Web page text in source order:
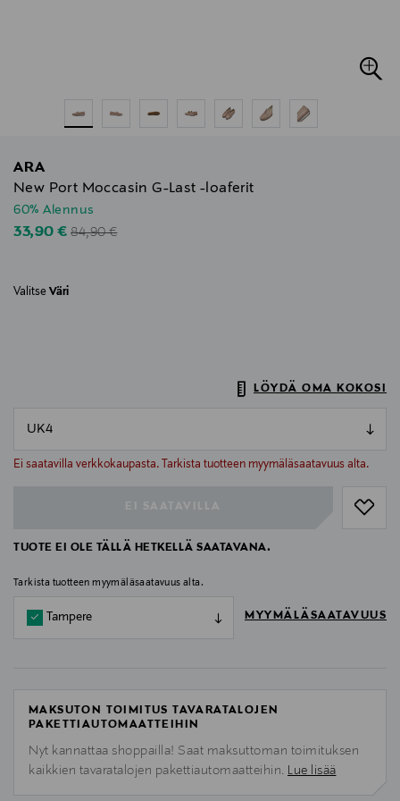
ARA
New Port Moccasin G-Last -loaferit
60% Alennus
Discounted Price
33,90 €Original Price
84,90 €
Valitse Väri
LÖYDÄ OMA KOKOSI
Ei saatavilla verkkokaupasta. Tarkista tuotteen myymäläsaatavuus alta.
null
TUOTE EI OLE TÄLLÄ HETKELLÄ SAATAVANA.
Tarkista tuotteen myymäläsaatavuus alta.
Tampere MYYMÄLÄSAATAVUUS
MAKSUTON TOIMITUS TAVARATALOJEN
PAKETTIAUTOMAATTEIHIN
Nyt kannattaa shoppailla! Saat maksuttoman toimituksen
kaikkien tavaratalojen pakettiautomaatteihin. Lue lisää